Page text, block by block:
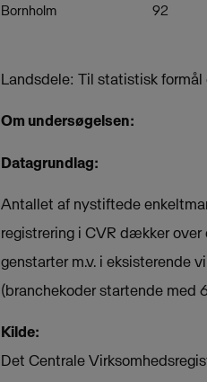
Bornholm
92
Landsdele: Til statistisk
Om undersøgelsen:
Datagrundlag:
Antallet af nystiftede
registrering i CVR dækker over
genstarter m.v. i eksisterende
(branchekoder startende med
Kilde:
Det Centrale